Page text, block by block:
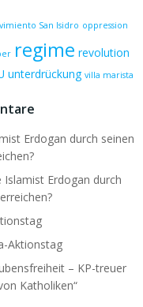
San Isidro oppression
regime revolution
unterdrückung villa marista
Erdogan durch seinen
Erdogan durch
Aktionstag
– KP-treuer
Katholiken“